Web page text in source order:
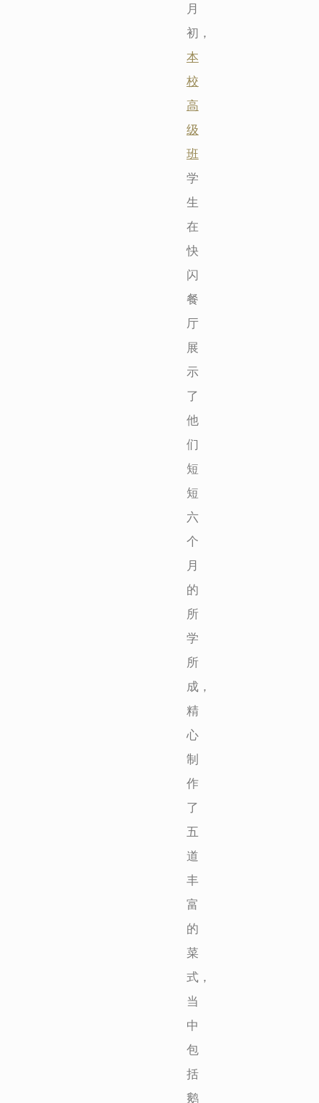
月
初，
本
校
高
级
班
学
生
在
快
闪
餐
厅
展
示
了
他
们
短
短
六
个
月
的
所
学
所
成，
精
心
制
作
了
五
道
丰
富
的
菜
式，
当
中
包
括
鹅